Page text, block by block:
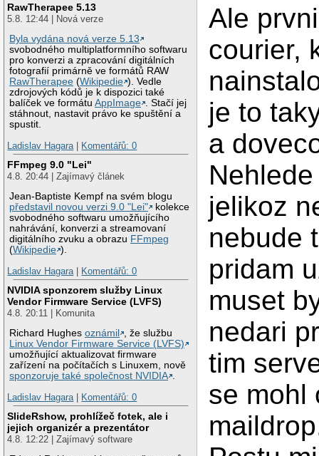
RawTherapee 5.13
5.8. 12:44 | Nová verze
Byla vydána nová verze 5.13
svobodného multiplatformního softwaru
pro konverzi a zpracování digitálních
fotografií primárně ve formátů RAW
RawTherapee (Wikipedie ). Vedle
zdrojových kódů je k dispozici také
balíček ve formátuAppImage . Stačí jej
stáhnout, nastavit právo ke spuštění a
spustit.
Ladislav Hagara| Komentářů: 0
FFmpeg 9.0 "Lei"
4.8. 20:44 | Zajímavý článek
Jean-Baptiste Kempf na svém blogu
představil novou verzi 9.0 "Lei"
kolekce
svobodného softwaru umožňujícího
nahrávání, konverzi a streamovaní
digitálního zvuku a obrazu FFmpeg
(Wikipedie ).
Ladislav Hagara| Komentářů: 0
NVIDIA sponzorem služby Linux
Vendor Firmware Service (LVFS)
4.8. 20:11 | Komunita
Richard Hughesoznámil
, že službu
Linux Vendor Firmware Service (LVFS)
umožňující aktualizovat firmware
zařízení na počítačích s Linuxem, nově
sponzoruje také společnost NVIDIA .
Ladislav Hagara| Komentářů: 0
SlideRshow, prohlížeč fotek, ale i
jejich organizér a prezentátor
4.8. 12:22 | Zajímavý software
Ale
courier,
je to
a
jelikoz
nebude
pridam
muset
nedari
tim
se mohl